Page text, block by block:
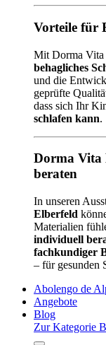
Vorteile für
Mit Dorma Vita
behagliches
und die
geprüfte
dass sich Ihr
schlafen kann.
Dorma Vita
beraten
In unseren
Elberfeld
Materialien
individuell
fachkundiger
– für gesunden
Abolengo de
Angebote
Blog
Zur Kategorie